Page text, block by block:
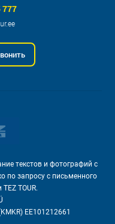
777
текстов и фотографий с
по запросу с письменного
TOUR.
EE101212661